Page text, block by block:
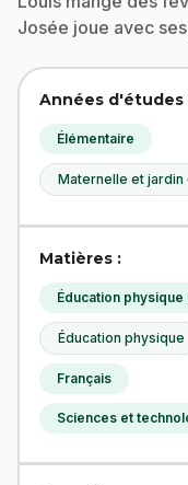
Josée joue avec
Années d'études
Élémentaire
Maternelle et jardin
Matières :
Éducation physique
Éducation physique
Français
Sciences et